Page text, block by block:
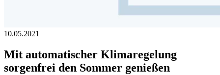
10.05.2021
Mit automatischer Klimaregelung
sorgenfrei den Sommer genießen